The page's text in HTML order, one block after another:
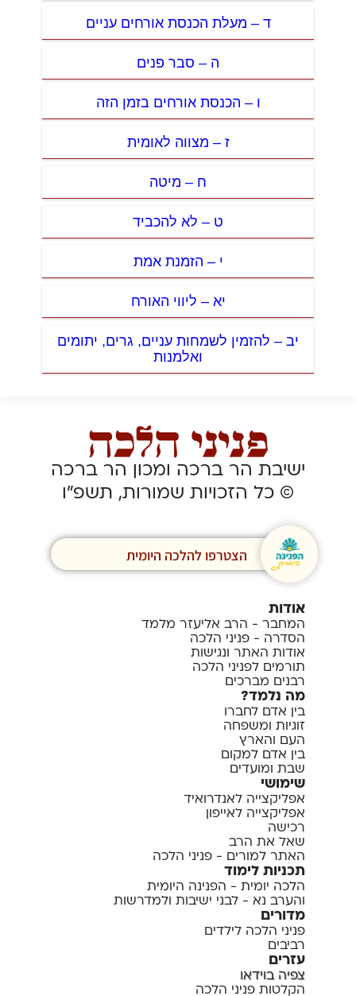
ד – מעלת הכנסת אורחים עניים
ה – סבר פנים
ו – הכנסת אורחים בזמן הזה
ז – מצווה לאומית
ח – מיטה
ט – לא להכביד
י – הזמנת אמת
יא – ליווי האורח
יב – להזמין לשמחות עניים, גרים, יתומים
ואלמנות
ישיבת הר ברכה ומכון הר ברכה
© כל הזכויות שמורות, תשפ”ו
הצטרפו להלכה היומית
אודות
המחבר - הרב אליעזר מלמד
הסדרה - פניני הלכה
אודות האתר ונגישות
תורמים לפניני הלכה
רבנים מברכים
מה נלמד?
בין אדם לחברו
זוגיות ומשפחה
העם והארץ
בין אדם למקום
שבת ומועדים
שימושי
אפליקצייה לאנדרואיד
אפליקצייה לאייפון
רכישה
שאל את הרב
האתר למורים - פניני הלכה
תכניות לימוד
הלכה יומית - הפנינה היומית
והערב נא - לבני ישיבות ולמדרשות
מדורים
פניני הלכה לילדים
רביבים
עזרים
צפיה בוידאו
הקלטות פניני הלכה